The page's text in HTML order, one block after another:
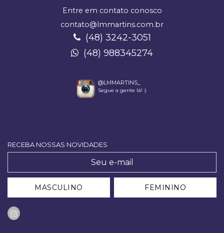
Entre em contato conosco
contato@lmmartins.com.br
(48) 3242-3051
(48) 988345274
@LMMARTINS_
Segue a gente lá! :)
RECEBA NOSSAS NOVIDADES
MASCULINO FEMININO